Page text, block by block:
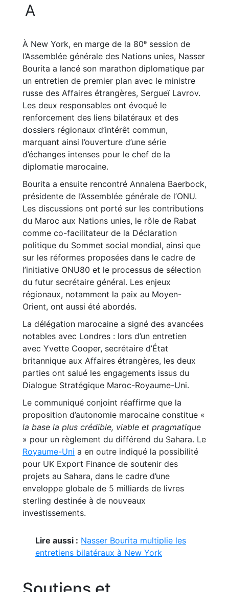
A
À New York, en marge de la 80ᵉ session de
l’Assemblée générale des Nations unies, Nasser
Bourita a lancé son marathon diplomatique par
un entretien de premier plan avec le ministre
russe des Affaires étrangères, Sergueï Lavrov.
Les deux responsables ont évoqué le
renforcement des liens bilatéraux et des
dossiers régionaux d’intérêt commun,
marquant ainsi l’ouverture d’une série
d’échanges intenses pour le chef de la
diplomatie marocaine.
Bourita a ensuite rencontré Annalena Baerbock,
présidente de l’Assemblée générale de l’ONU.
Les discussions ont porté sur les contributions
du Maroc aux Nations unies, le rôle de Rabat
comme co-facilitateur de la Déclaration
politique du Sommet social mondial, ainsi que
sur les réformes proposées dans le cadre de
l’initiative ONU80 et le processus de sélection
du futur secrétaire général. Les enjeux
régionaux, notamment la paix au Moyen-
Orient, ont aussi été abordés.
La délégation marocaine a signé des avancées
notables avec Londres : lors d’un entretien
avec Yvette Cooper, secrétaire d’État
britannique aux Affaires étrangères, les deux
parties ont salué les engagements issus du
Dialogue Stratégique Maroc-Royaume-Uni.
Le communiqué conjoint réaffirme que la
proposition d’autonomie marocaine constitue «
la base la plus crédible, viable et pragmatique
» pour un règlement du différend du Sahara. Le
Royaume-Uni a en outre indiqué la possibilité
pour UK Export Finance de soutenir des
projets au Sahara, dans le cadre d’une
enveloppe globale de 5 milliards de livres
sterling destinée à de nouveaux
investissements.
Lire aussi : Nasser Bourita multiplie les
entretiens bilatéraux à New York